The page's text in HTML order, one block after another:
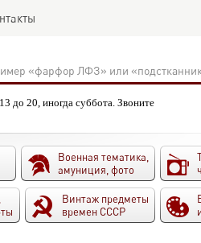
до 20, иногда суббота. Звоните
Военная тематика,
амуниция, фото
Винтаж предметы
времен СССР